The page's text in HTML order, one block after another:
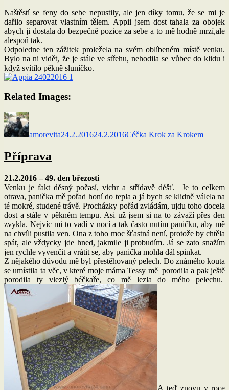
Naštěstí se feny do sebe nepustily, ale jen díky tomu, že se mi je
dařilo separovat vlastním tělem. Appii jsem dost tahala za obojek
abych ji dostala do bezpečně pozice za sebe a to mě hodně mrzí,ale
alespoň tak.
Odpoledne ten zážitek proležela na svém oblíbeném místě venku.
Bylo na ni vidět, že je stále ve střehu, nehodila se vůbec do klidu i
když svítilo pěkně sluníčko.
Related Images:
Autor:
amorevita24.2.201624.2.2016Céčka Krok za Krokem
Příprava
21.2.2016 – 49. den březosti
Venku je fakt děsný počasí, vichr a střídavě déšť. Je to celkem
otrava, panička mě pořad honí do tepla a já bych se klidně válela na
té mokré, studené trávě. Procházky pořád zvládám, ujdu toho docela
dost a stále v pěkném tempu. Asi už jsem si na to závaží přes den
zvykla. Nejvíc mi to vadí v nocí a tak často nutím paničku, aby mě
na chvíli pustila ven. Ona z toho moc šťastná není, protože by chtěla
spát, ale vždycky jde hned, jakmile ji probudím. Já se zato snažím
jen rychle vyvenčit a vrátit se, aby panička mohla dál spinkat.
Z nějakého důvodu mě byl přestěhovaný pelech. Do známého kouta
se umístila ta věc, v které moje máma Tessy mě porodila a pak ještě
porodila ty vlezlý béčkaře, co mě lezla do mého pelechu.
A teď znovu v roce